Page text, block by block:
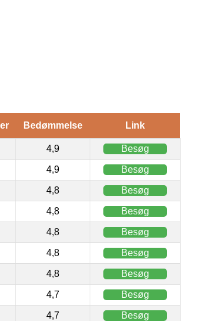
Bedømmelse Link
4,9 Besøg
4,9 Besøg
4,8 Besøg
4,8 Besøg
4,8 Besøg
4,8 Besøg
4,8 Besøg
4,7 Besøg
4,7 Besøg